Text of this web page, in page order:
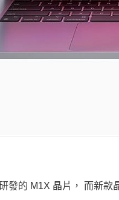
發的 M1X 晶片， 而新